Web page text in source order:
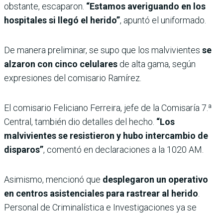
obstante, escaparon. “Estamos averiguando en los
hospitales si llegó el herido”, apuntó el uniformado.
De manera preliminar, se supo que los malvivientes se
alzaron con cinco celulares de alta gama, según
expresiones del comisario Ramírez.
El comisario Feliciano Ferreira, jefe de la Comisaría 7.ª
Central, también dio detalles del hecho. “Los
malvivientes se resistieron y hubo intercambio de
disparos”, comentó en declaraciones a la 1020 AM.
Asimismo, mencionó que desplegaron un operativo
en centros asistenciales para rastrear al herido
Personal de Criminalística e Investigaciones ya se